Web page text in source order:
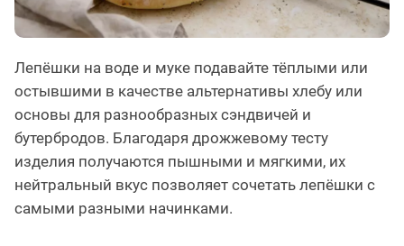
Лепёшки на воде и муке подавайте тёплыми или
остывшими в качестве альтернативы хлебу или
основы для разнообразных сэндвичей и
бутербродов. Благодаря дрожжевому тесту
изделия получаются пышными и мягкими, их
нейтральный вкус позволяет сочетать лепёшки с
самыми разными начинками.